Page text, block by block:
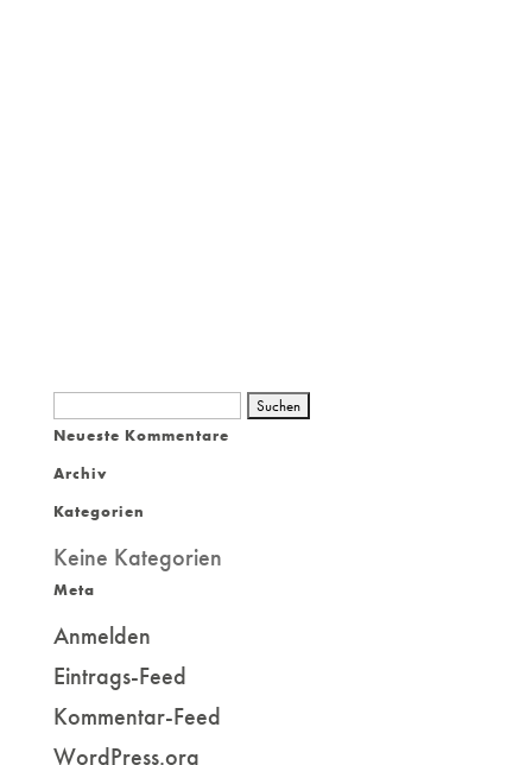
Suchen
nach:
Neueste Kommentare
Archiv
Kategorien
Keine Kategorien
Meta
Anmelden
Eintrags-Feed
Kommentar-Feed
WordPress.org